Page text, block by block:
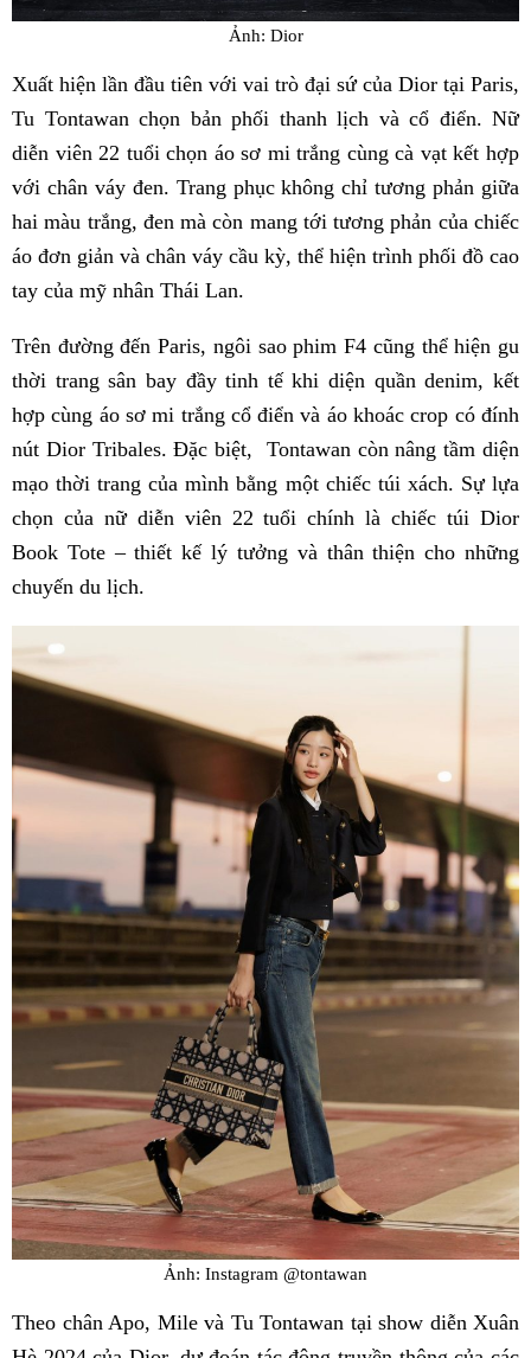
Ảnh: Dior
Xuất hiện lần đầu tiên với vai trò đại sứ của Dior tại Paris,
Tu Tontawan chọn bản phối thanh lịch và cổ điển. Nữ
diễn viên 22 tuổi chọn áo sơ mi trắng cùng cà vạt kết hợp
với chân váy đen. Trang phục không chỉ tương phản giữa
hai màu trắng, đen mà còn mang tới tương phản của chiếc
áo đơn giản và chân váy cầu kỳ, thể hiện trình phối đồ cao
tay của mỹ nhân Thái Lan.
Trên đường đến Paris, ngôi sao phim F4 cũng thể hiện gu
thời trang sân bay đầy tinh tế khi diện quần denim, kết
hợp cùng áo sơ mi trắng cổ điển và áo khoác crop có đính
nút Dior Tribales. Đặc biệt, Tontawan còn nâng tầm diện
mạo thời trang của mình bằng một chiếc túi xách. Sự lựa
chọn của nữ diễn viên 22 tuổi chính là chiếc túi Dior
Book Tote – thiết kế lý tưởng và thân thiện cho những
chuyến du lịch.
Ảnh: Instagram @tontawan
Theo chân Apo, Mile và Tu Tontawan tại show diễn Xuân